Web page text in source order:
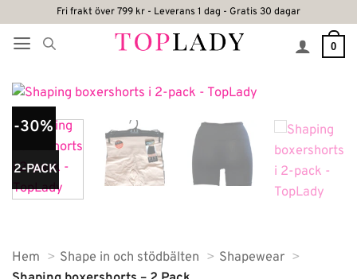
content
Fri frakt över 799 kr - Leverans 1 dag - Gratis 30 dagar
0
-30%
2-PACK
Hem Shape in och stödbälten
Shapewear